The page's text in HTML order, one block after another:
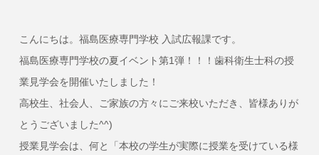
こんにちは。福島医療専門学校 入試広報課です。
福島医療専門学校の夏イベント第1弾！！！歯科衛生士科の授
業見学会を開催いたしました！
高校生、社会人、ご家族の方々にご来校いただき、皆様ありが
とうございました^^)
授業見学会は、何と「本校の学生が実際に授業を受けている様